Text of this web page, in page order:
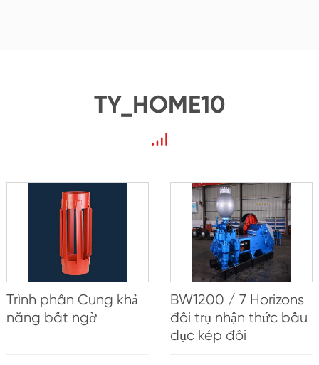
TY_HOME10
Trình phân Cung khả
năng bất ngờ
BW1200 / 7 Horizons
đôi trụ nhận thức bầu
dục kép đôi